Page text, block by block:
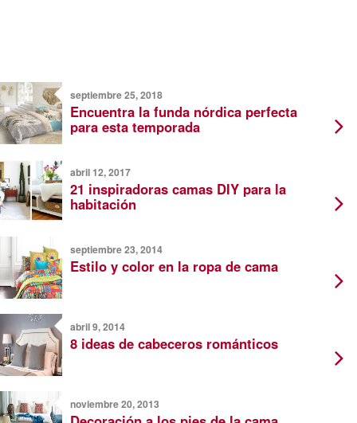
septiembre 25, 2018
Encuentra la funda nórdica perfecta
para esta temporada
abril 12, 2017
21 inspiradoras camas DIY para la
habitación
septiembre 23, 2014
Estilo y color en la ropa de cama
abril 9, 2014
8 ideas de cabeceros románticos
noviembre 20, 2013